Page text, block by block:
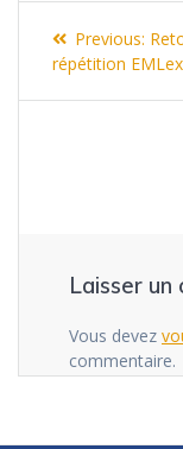
de
Previous:
post:
répétition EMLex
Laisser un
Vous devez
commentaire.